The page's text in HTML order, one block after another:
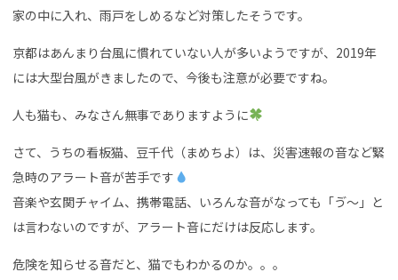
家の中に入れ、雨戸をしめるなど対策したそうです。
京都はあんまり台風に慣れていない人が多いようですが、2019年
には大型台風がきましたので、今後も注意が必要ですね。
人も猫も、みなさん無事でありますように
さて、うちの看板猫、豆千代（まめちよ）は、災害速報の音など緊
急時のアラート音が苦手です
音楽や玄関チャイム、携帯電話、いろんな音がなっても「ゔ〜」と
は言わないのですが、アラート音にだけは反応します。
危険を知らせる音だと、猫でもわかるのか。。。